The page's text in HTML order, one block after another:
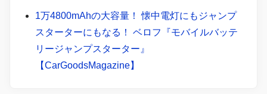
1万4800mAhの大容量！ 懐中電灯にもジャンプ
スターターにもなる！ ベロフ『モバイルバッテ
リージャンプスターター』
【CarGoodsMagazine】